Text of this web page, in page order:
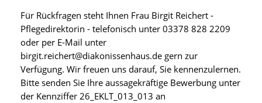
Für Rückfragen steht Ihnen Frau Birgit Reichert -
Pflegedirektorin - telefonisch unter 03378 828 2209
oder per E-Mail unter
birgit.reichert@diakonissenhaus.de gern zur
Verfügung. Wir freuen uns darauf, Sie kennenzulernen.
Bitte senden Sie Ihre aussagekräftige Bewerbung unter
der Kennziffer 26_EKLT_013_013 an